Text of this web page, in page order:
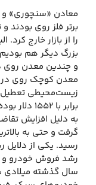
را از بازار خارج
و چندین معدن روی
معدن کوچک روی در
به دلیل افزایش
رشد فروش خودرو و